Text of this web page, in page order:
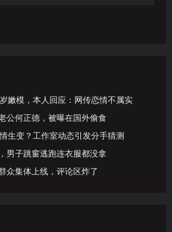
嫩模，本人回应：网传恋情不属实
公何正德，被曝在国外偷食
生变？工作室动态引发分手猜测
男子跳窗逃跑连衣服都没拿
众集体上线，评论区炸了